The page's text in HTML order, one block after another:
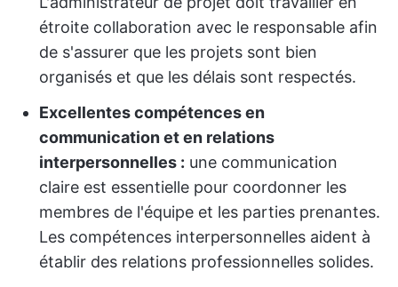
étroite collaboration avec le responsable afin
de s'assurer que les projets sont bien
organisés et que les délais sont respectés.
Excellentes compétences en
communication et en relations
interpersonnelles : une communication
claire est essentielle pour coordonner les
membres de l'équipe et les parties prenantes.
Les compétences interpersonnelles aident à
établir des relations professionnelles solides.